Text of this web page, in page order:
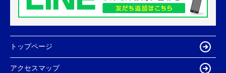
トップページ
アクセスマップ